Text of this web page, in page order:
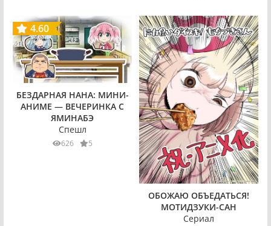
4.60
БЕЗДАРНАЯ НАНА: МИНИ-
АНИМЕ — ВЕЧЕРИНКА С
ЯМИНАБЭ
Спешл
626 5
ОБОЖАЮ ОБЪЕДАТЬСЯ!
МОТИДЗУКИ-САН
Сериал